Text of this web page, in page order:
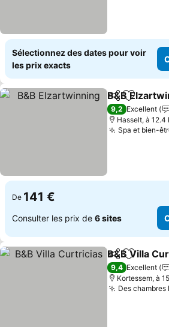
Sélectionnez des dates pour voir
les prix exacts
PartagerAjouter
B&B
9,2 Excellent
Hasselt, à 12.4
Spa et bien-
De 141 €
Consulter les prix de 6 sites
PartagerAjouter
B&B Villa
9,4 Excellent
Kortessem, à
Des chambres